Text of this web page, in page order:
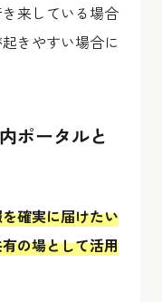
来している場合
きやすい場合に
ポータルと
確実に届けたい
の場として活用